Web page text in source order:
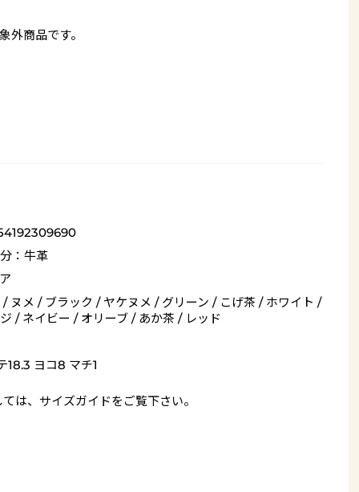
外商品です。
：牛革
/ ヌメ / ブラック / ヤケヌメ / グリーン / こげ茶 / ホワイト /
/ ネイビー / オリーブ / あか茶 / レッド
18.3 ヨコ8 マチ1
は、 サイズガイドをご覧下さい。